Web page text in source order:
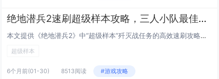
绝地潜兵2速刷超级样本攻略，三人小队最佳路线推荐，高效通关高难度歼灭战任务
本文提供《绝地潜兵2》中“超级样本”歼灭战任务的高效速刷攻略，聚焦三人小队协同作战，推荐最优路线：开局直取西北主样本点，...
超级样本
6个月前(01-30) 8513阅读 #游戏攻略